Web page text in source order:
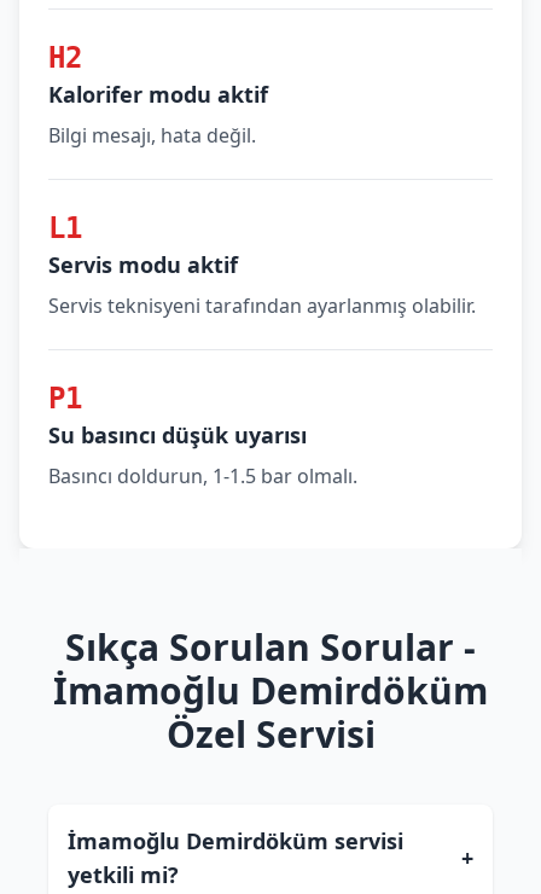
H2
Kalorifer modu aktif
Bilgi mesajı, hata değil.
L1
Servis modu aktif
Servis teknisyeni tarafından ayarlanmış olabilir.
P1
Su basıncı düşük uyarısı
Basıncı doldurun, 1-1.5 bar olmalı.
Sıkça Sorulan Sorular -
İmamoğlu Demirdöküm
Özel Servisi
İmamoğlu Demirdöküm servisi
yetkili mi?
+